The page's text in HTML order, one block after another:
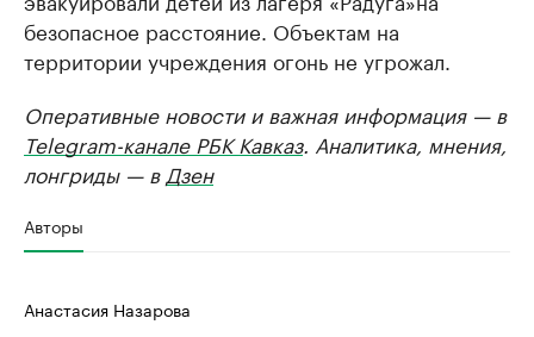
безопасное расстояние. Объектам на
территории учреждения огонь не угрожал.
Оперативные новости и важная информация — в
Telegram-канале РБК Кавказ. Аналитика, мнения,
лонгриды — в Дзен
Авторы
Анастасия Назарова